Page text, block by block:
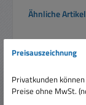
Produktgalerie
Ähnliche Artikel
Preisauszeichnung
Privatkunden
Preise ohne MwSt.